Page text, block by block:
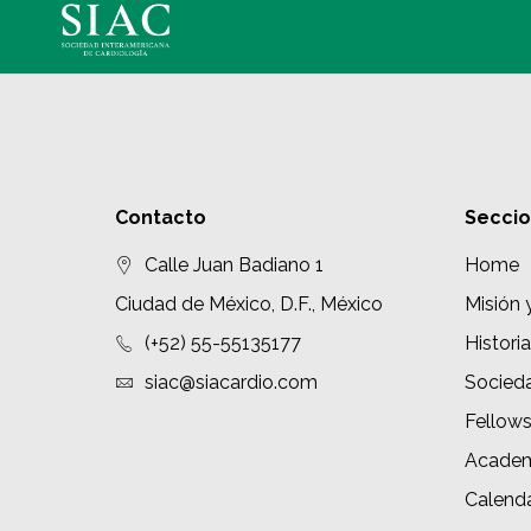
Contacto
Calle Juan Badiano 1
Ciudad de México, D.F., México
(+52) 55-55135177
siac@siacardio.com
Home
Misión
Historia
Fellows